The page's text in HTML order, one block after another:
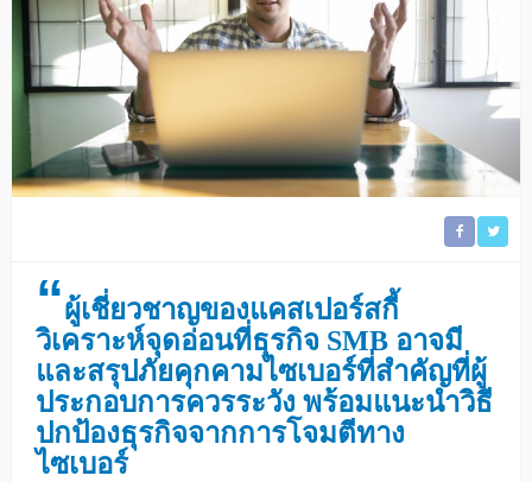
“ผู้เชี่ยวชาญของแคสเปอร์สกี้
วิเคราะห์จุดอ่อนที่ธุรกิจ SMB อาจมี
และสรุปภัยคุกคามไซเบอร์ที่สำคัญที่ผู้
ประกอบการควรระวัง พร้อมแนะนำวิธี
ปกป้องธุรกิจจากการโจมตีทาง
ไซเบอร์